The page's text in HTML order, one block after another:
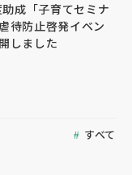
成「子育てセミナ
待防止啓発イベン
しました
すべて